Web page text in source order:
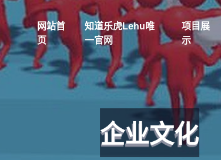
网站首
页
知道乐虎lehu唯
一官网
项目展
示
企业文化